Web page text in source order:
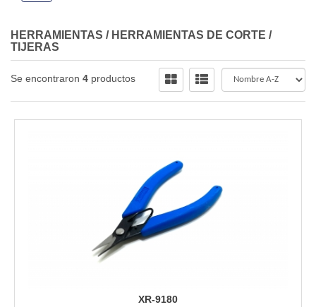
HERRAMIENTAS / HERRAMIENTAS DE CORTE /
TIJERAS
Se encontraron 4 productos
XR-9180